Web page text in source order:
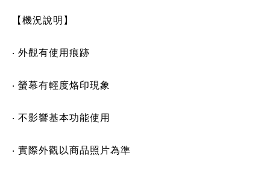
【機況說明】
‧ 外觀有使用痕跡
‧ 螢幕有輕度烙印現象
‧ 不影響基本功能使用
‧ 實際外觀以商品照片為準